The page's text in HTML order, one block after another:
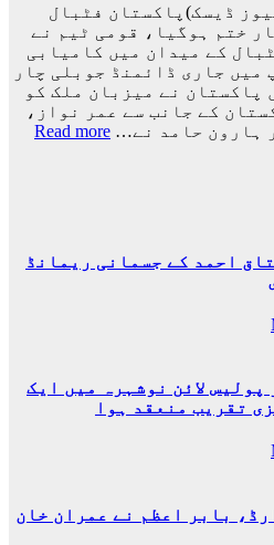
ڈیسک)پاکستان فٹبال
ختم ہوگیا، قومی ٹیم نے
دن بعد فٹبال کے میدان میں کامیابی
میں جاری ڈائمنڈ جوبلی چار
پاکستان نے میزبان ملک کو
کے جانب سے عمر نواز،
ہارون حامد نے… Read more
:
احمد کے جسمانی ریمانڈ
لائن نوشہرہ میں ایک
تقریب منعقد ہوا
بابر اعظم نے عمران خان